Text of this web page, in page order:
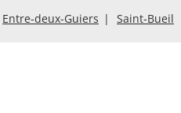
Entre-deux-Guiers Saint-Bueil